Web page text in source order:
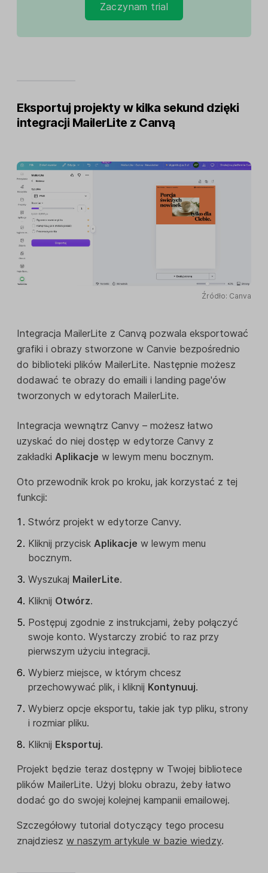
Zaczynam trial
Eksportuj projekty w kilka sekund dzięki
integracji MailerLite z Canvą
Źródło: Canva
Integracja MailerLite z Canvą pozwala eksportować
grafiki i obrazy stworzone w Canvie bezpośrednio
do biblioteki plików MailerLite. Następnie możesz
dodawać te obrazy do emaili i landing page'ów
tworzonych w edytorach MailerLite.
Integracja wewnątrz Canvy – możesz łatwo
uzyskać do niej dostęp w edytorze Canvy z
zakładki Aplikacje w lewym menu bocznym.
Oto przewodnik krok po kroku, jak korzystać z tej
funkcji:
Stwórz projekt w edytorze Canvy.
Kliknij przyciskAplikacje w lewym menu
bocznym.
Wyszukaj MailerLite.
Kliknij Otwórz.
Postępuj zgodnie z instrukcjami, żeby połączyć
swoje konto. Wystarczy zrobić to raz przy
pierwszym użyciu integracji.
Wybierz miejsce, w którym chcesz
przechowywać plik, i kliknij Kontynuuj.
Wybierz opcje eksportu, takie jak typ pliku, strony
i rozmiar pliku.
Kliknij Eksportuj.
Projekt będzie teraz dostępny w Twojej bibliotece
plików MailerLite. Użyj bloku obrazu, żeby łatwo
dodać go do swojej kolejnej kampanii emailowej.
Szczegółowy tutorial dotyczący tego procesu
znajdziesz w naszym artykule w bazie wiedzy.